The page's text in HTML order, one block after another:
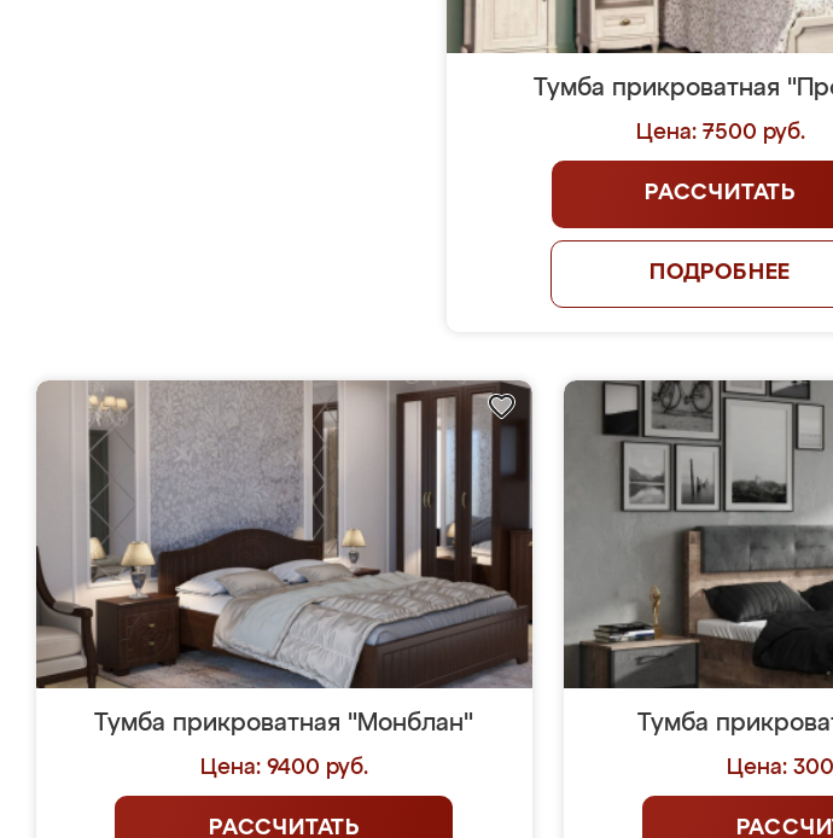
Тумба прикроватная
Цена: 7500 руб.
РАССЧИТАТЬ
ПОДРОБНЕЕ
Тумба прикроватная "Монблан"
Цена: 9400 руб.
РАССЧИТАТЬ
Тумба
Цена: